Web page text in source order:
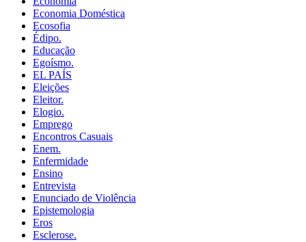
Economia Doméstica
Ecosofia
Édipo.
Educação
Egoísmo.
EL PAÍS
Eleições
Eleitor.
Elogio.
Emprego
Encontros Casuais
Enem.
Enfermidade
Ensino
Entrevista
Enunciado de Violência
Epistemologia
Eros
Esclerose.